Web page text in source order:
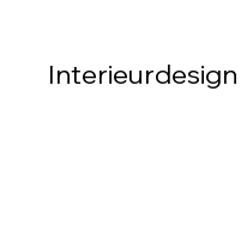
Interieurdesign